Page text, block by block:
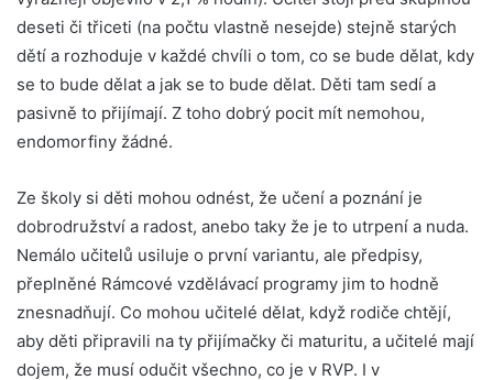
deseti či třiceti (na počtu vlastně nesejde) stejně starých
dětí a rozhoduje v každé chvíli o tom, co se bude dělat, kdy
se to bude dělat a jak se to bude dělat. Děti tam sedí a
pasivně to přijímají. Z toho dobrý pocit mít nemohou,
endomorfiny žádné.
Ze školy si děti mohou odnést, že učení a poznání je
dobrodružství a radost, anebo taky že je to utrpení a nuda.
Nemálo učitelů usiluje o první variantu, ale předpisy,
přeplněné Rámcové vzdělávací programy jim to hodně
znesnadňují. Co mohou učitelé dělat, když rodiče chtějí,
aby děti připravili na ty přijímačky či maturitu, a učitelé mají
dojem, že musí odučit všechno, co je v RVP. I v